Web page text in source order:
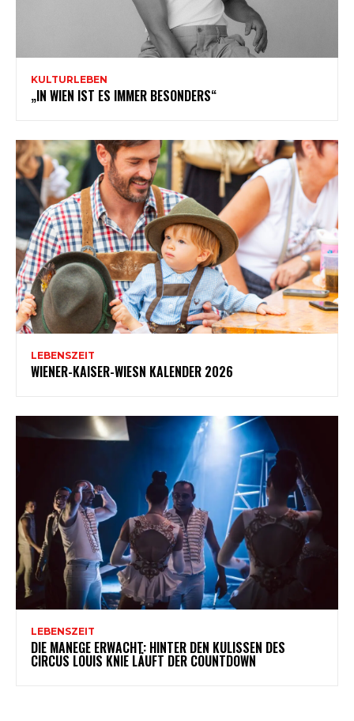
KULTURLEBEN
„IN WIEN IST ES IMMER BESONDERS“
LEBENSZEIT
WIENER-KAISER-WIESN KALENDER 2026
LEBENSZEIT
DIE MANEGE ERWACHT: HINTER DEN KULISSEN DES
CIRCUS LOUIS KNIE LÄUFT DER COUNTDOWN